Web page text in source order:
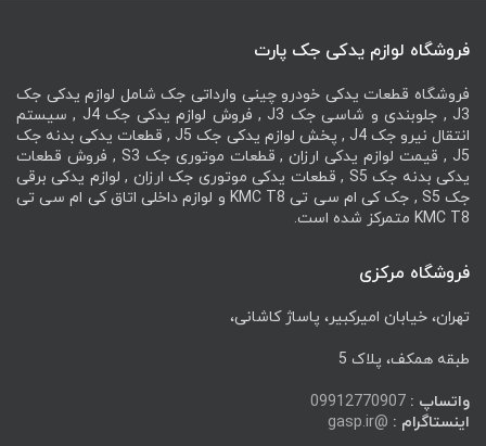
فروشگاه لوازم یدکی جک پارت
فروشگاه قطعات یدکی خودرو چینی وارداتی جک شامل لوازم یدکی جک
J3 , جلوبندی و شاسی جک J3 , فروش لوازم یدکی جک J4 , سیستم
انتقال نیرو جک J4 , پخش لوازم یدکی جک J5 , قطعات یدکی بدنه جک
J5 , قیمت لوازم یدکی ارزان , قطعات موتوری جک S3 , فروش قطعات
یدکی بدنه جک S5 , قطعات یدکی موتوری جک ارزان , لوازم یدکی برقی
جک S5 , جک کی ام سی تی KMC T8 و لوازم داخلی اتاق کی ام سی تی
KMC T8 متمرکز شده است.
فروشگاه مرکزی
تهران، خیابان امیرکبیر، پاساژ کاشانی،
طبقه همکف، پلاک 5
واتساپ : 09912770907
اینستاگرام : @gasp.ir